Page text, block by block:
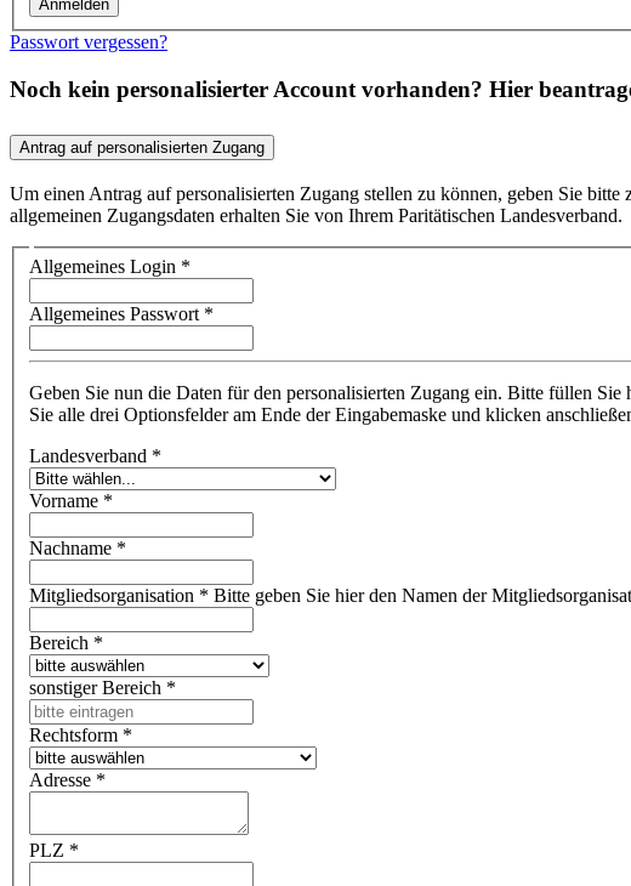
Passwort vergessen?
Noch kein personalisierter Account vorhanden? Hier
Antrag auf personalisierten Zugang
Um einen Antrag auf personalisierten Zugang stellen zu können, geben Sie
allgemeinen Zugangsdaten erhalten Sie von Ihrem Paritätischen Landesverband.
Allgemeines Login *
Allgemeines Passwort *
Geben Sie nun die Daten für den personalisierten Zugang ein. Bitte füllen Sie hierzu alle Felder aus und legen Sie Ihren individuellen Benutzernamen sowie Ihr persönliches Passwort fest. Bitte bestätigen
Sie alle drei Optionsfelder am Ende der Eingabemaske und klicken
Landesverband *
Vorname *
Nachname *
Mitgliedsorganisation * Bitte geben Sie hier den Namen der
Bereich *
sonstiger Bereich *
Rechtsform *
Adresse *
PLZ *